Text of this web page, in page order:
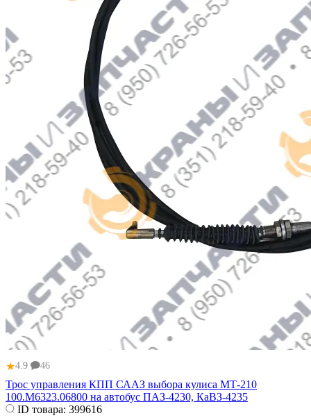
★4.9 46
Трос управления КПП СААЗ выбора кулиса МТ-210
100.М6323.06800 на автобус ПАЗ-4230, КаВЗ-4235
ID товара: 399616